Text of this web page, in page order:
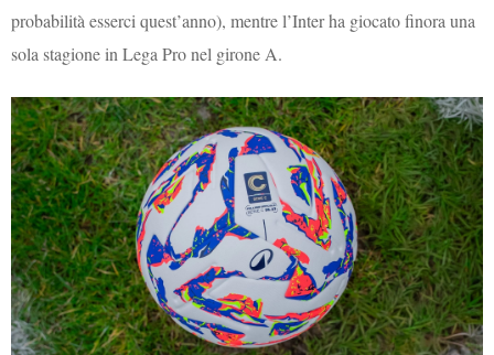
probabilità esserci quest’anno), mentre l’Inter ha giocato finora una
sola stagione in Lega Pro nel girone A.